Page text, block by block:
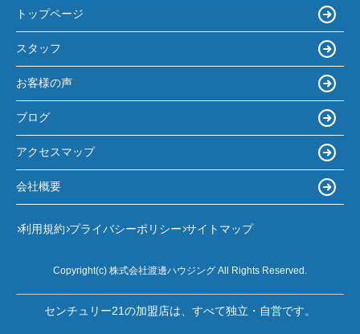
トップページ
スタッフ
お客様の声
ブログ
アクセスマップ
会社概要
利用規約 プライバシーポリシー サイトマップ
Copyright(c) 株式会社渡邊ハウジング All Rights Reserved.
センチュリー21の加盟店は、すべて独立・自営です。